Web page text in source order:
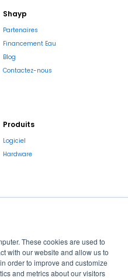
These cookies are used to
with our website and allow us to
order to improve and customize
and metrics about our visitors
Shayp
Partenaires
Financement Eau
Blog
Contactez-nous
Produits
Logiciel
Hardware